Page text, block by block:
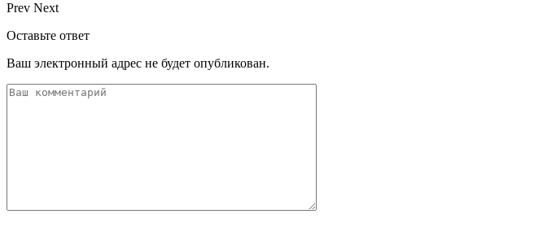
Prev Next
Оставьте ответ
Ваш электронный адрес не будет опубликован.